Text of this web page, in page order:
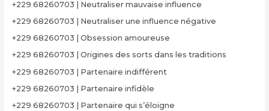
+229 68260703 | Neutraliser mauvaise influence
+229 68260703 | Neutraliser une influence négative
+229 68260703 | Obsession amoureuse
+229 68260703 | Origines des sorts dans les traditions
+229 68260703 | Partenaire indifférent
+229 68260703 | Partenaire infidèle
+229 68260703 | Partenaire qui s’éloigne